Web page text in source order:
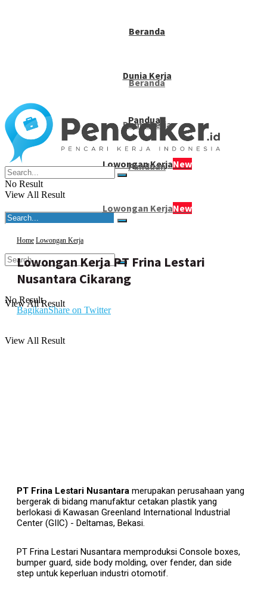
Beranda
Dunia Kerja
Panduan
Lowongan KerjaNew
No Result
View All Result
Beranda
Dunia Kerja
Panduan
Lowongan KerjaNew
No Result
View All Result
No Result
View All Result
Home Lowongan Kerja
Lowongan Kerja PT Frina Lestari
Nusantara Cikarang
BagikanShare on Twitter
PT Frina Lestari Nusantara merupakan perusahaan yang
bergerak di bidang manufaktur cetakan plastik yang
berlokasi di Kawasan Greenland International Industrial
Center (GIIC) - Deltamas, Bekasi.
PT Frina Lestari Nusantara memproduksi Console boxes,
bumper guard, side body molding, over fender, dan side
step untuk keperluan industri otomotif.